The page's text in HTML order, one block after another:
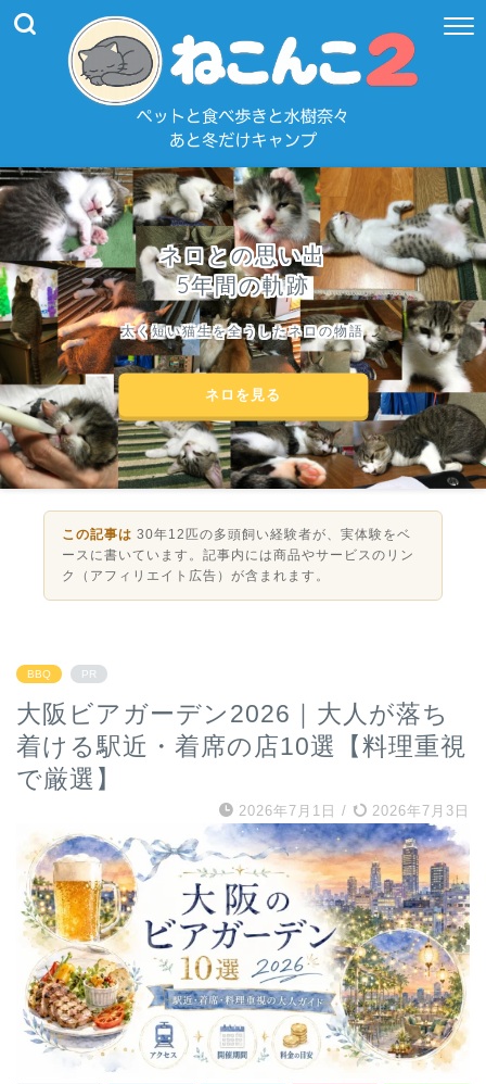
ネロとの思い出
5年間の軌跡
太く短い猫生を全うしたネロの物語
ネロを見る
この記事は 30年12匹の多頭飼い経験者が、実体験をベ
ースに書いています。記事内には商品やサービスのリン
ク（アフィリエイト広告）が含まれます。
BBQ PR
大阪ビアガーデン2026｜大人が落ち
着ける駅近・着席の店10選【料理重視
で厳選】
2026年7月1日 / 2026年7月3日